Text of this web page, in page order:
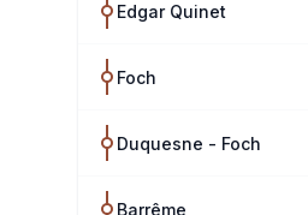
Edgar Quinet
Foch
Duquesne - Foch
Barrême